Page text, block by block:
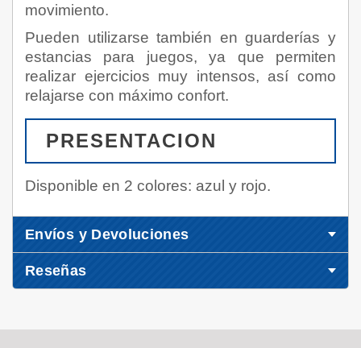
movimiento.
Pueden utilizarse también en guarderías y
estancias para juegos, ya que permiten
realizar ejercicios muy intensos, así como
relajarse con máximo confort.
PRESENTACION
Disponible en 2 colores: azul y rojo.
Envíos y Devoluciones
Reseñas